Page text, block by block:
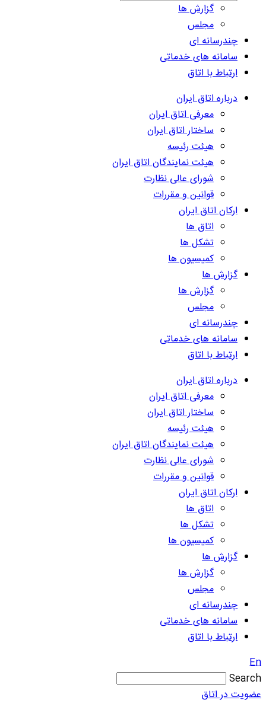
گزارش ها
مجلس
چندرسانه ای
سامانه های خدماتی
ارتباط با اتاق
درباره اتاق ایران
معرفی اتاق ایران
ساختار اتاق ایران
هیئت رئیسه
هیئت نمایندگان اتاق ایران
شورای عالی نظارت
قوانین و مقررات
ارکان اتاق ایران
اتاق ها
تشکل ها
کمیسیون ها
گزارش ها
گزارش ها
مجلس
چندرسانه ای
سامانه های خدماتی
ارتباط با اتاق
درباره اتاق ایران
معرفی اتاق ایران
ساختار اتاق ایران
هیئت رئیسه
هیئت نمایندگان اتاق ایران
شورای عالی نظارت
قوانین و مقررات
ارکان اتاق ایران
اتاق ها
تشکل ها
کمیسیون ها
گزارش ها
گزارش ها
مجلس
چندرسانه ای
سامانه های خدماتی
ارتباط با اتاق
En
Search
عضویت در اتاق